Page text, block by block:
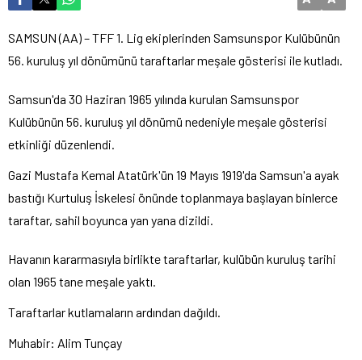
SAMSUN (AA) – TFF 1. Lig ekiplerinden Samsunspor Kulübünün
56. kuruluş yıl dönümünü taraftarlar meşale gösterisi ile kutladı.
Samsun'da 30 Haziran 1965 yılında kurulan Samsunspor
Kulübünün 56. kuruluş yıl dönümü nedeniyle meşale gösterisi
etkinliği düzenlendi.
Gazi Mustafa Kemal Atatürk'ün 19 Mayıs 1919'da Samsun'a ayak
bastığı Kurtuluş İskelesi önünde toplanmaya başlayan binlerce
taraftar, sahil boyunca yan yana dizildi.
Havanın kararmasıyla birlikte taraftarlar, kulübün kuruluş tarihi
olan 1965 tane meşale yaktı.
Taraftarlar kutlamaların ardından dağıldı.
Muhabir: Alim Tunçay